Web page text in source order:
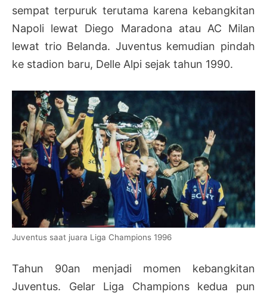
sempat terpuruk terutama karena kebangkitan
Napoli lewat Diego Maradona atau AC Milan
lewat trio Belanda. Juventus kemudian pindah
ke stadion baru, Delle Alpi sejak tahun 1990.
Juventus saat juara Liga Champions 1996
Tahun 90an menjadi momen kebangkitan
Juventus. Gelar Liga Champions kedua pun